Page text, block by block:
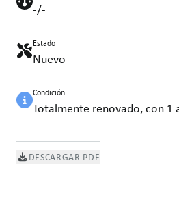
-/-
Estado
Nuevo
Condición
Totalmente renovado, con 1
DESCARGAR PDF